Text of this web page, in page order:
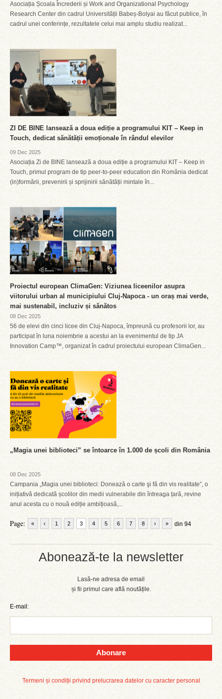
Abonează-te la newsletter
Lasă-ne adresa de email
și fii primul care află noutățile.
E-mail:
Abonare
Termeni și condiții privind prelucrarea datelor cu caracter personal
Asociația Școala Încrederii și Work and Organizational Psychology
Research Center din cadrul Universității Babeș-Bolyai au făcut publice, în
cadrul unei conferințe, rezultatele celui mai amplu studiu realizat...
ZI DE BINE lansează a doua ediție a programului KIT – Keep in
Touch, dedicat sănătății emoționale în rândul elevilor
09 Dec 2025
Asociația Zi de BINE lansează a doua ediție a programului KIT – Keep in
Touch, primul program de tip peer-to-peer education din România dedicat
(in)formării, prevenirii și sprijinirii sănătății mintale în...
Proiectul european ClimaGen: Viziunea liceenilor asupra
viitorului urban al municipiului Cluj-Napoca - un oraș mai verde,
mai sustenabil, incluziv și sănătos
08 Dec 2025
56 de elevi din cinci licee din Cluj-Napoca, împreună cu profesorii lor, au
participat în luna noiembrie a acestui an la evenimentul de tip JA
Innovation Camp™, organizat în cadrul proiectului european ClimaGen...
„Magia unei biblioteci” se întoarce în 1.000 de școli din România
08 Dec 2025
Campania „Magia unei biblioteci: Doneazǎ o carte şi fǎ din vis realitate”, o
inițiativă dedicată școlilor din medii vulnerabile din întreaga țară, revine
anul acesta cu o nouă ediție ambițioasă,...
Page: « ‹ 1 2 3 4 5 6 7 8 din 94
› »